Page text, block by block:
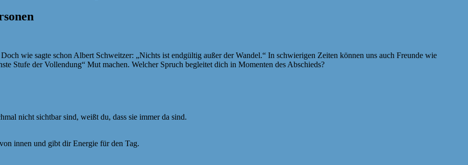
wie sagte schon Albert Schweitzer: „Nichts ist endgültig außer der Wandel.“ In schwierigen Zeiten können uns auch Freunde wie
Stufe der Vollendung“ Mut machen. Welcher Spruch begleitet dich in Momenten des Abschieds?
nicht sichtbar sind, weißt du, dass sie immer da sind.
innen und gibt dir Energie für den Tag.